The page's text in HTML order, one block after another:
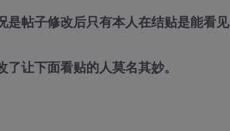
帖子修改后只有本人在结贴是能看见
让下面看贴的人莫名其妙。